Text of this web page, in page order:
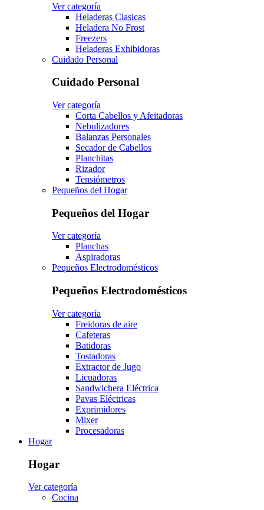
Ver categoría
Heladeras Clasicas
Heladera No Frost
Freezers
Heladeras Exhibidoras
Cuidado Personal
Cuidado Personal
Ver categoría
Corta Cabellos y Afeitadoras
Nebulizadores
Balanzas Personales
Secador de Cabellos
Planchitas
Rizador
Tensiómetros
Pequeños del Hogar
Pequeños del Hogar
Ver categoría
Planchas
Aspiradoras
Pequeños Electrodomésticos
Pequeños Electrodomésticos
Ver categoría
Freidoras de aire
Cafeteras
Batidoras
Tostadoras
Extractor de Jugo
Licuadoras
Sandwichera Eléctrica
Pavas Eléctricas
Exprimidores
Mixer
Procesadoras
Hogar
Hogar
Ver categoría
Cocina